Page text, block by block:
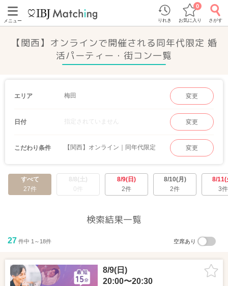
メニュー りれき お気に入り
0
さがす
【関西】オンラインで開催される同年代限定 婚
活パーティー・街コン一覧
エリア 梅田 変更
日付 指定されていません 変更
こだわり条件 【関西】オンライン｜同年代限定 変更
すべて
27件
8/8(土)
0件
8/9(日)
2件
8/10(月)
2件
8/11(
3件
検索結果一覧
27 件中 1～18件 空席あり
8/9(日)
20:00〜20:30